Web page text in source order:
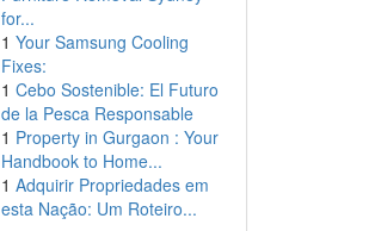
for...
1 Your Samsung Cooling
Fixes:
1 Cebo Sostenible: El Futuro
de la Pesca Responsable
1 Property in Gurgaon : Your
Handbook to Home...
1 Adquirir Propriedades em
esta Nação: Um Roteiro...